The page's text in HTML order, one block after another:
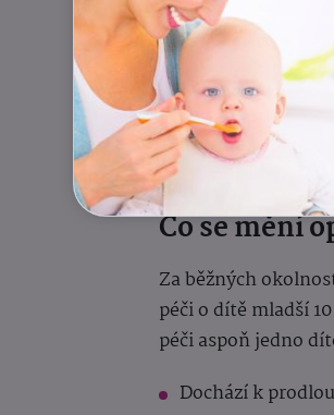
Pokud pečujete
dítě kvůli
Povodňové
nejdéle však do
31. března 2025.
Co se mění
Za běžných
péči o dítě mladší
péči aspoň jedno
Dochází k